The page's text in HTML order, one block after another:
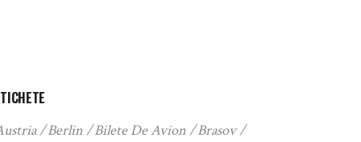
Berlin Bilete De Avion
Brasov